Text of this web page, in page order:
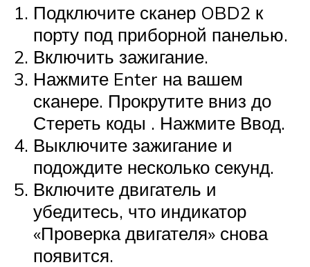
Подключите сканер OBD2 к
порту под приборной панелью.
Включить зажигание.
Нажмите Enter на вашем
сканере. Прокрутите вниз до
Стереть коды . Нажмите Ввод.
Выключите зажигание и
подождите несколько секунд.
Включите двигатель и
убедитесь, что индикатор
«Проверка двигателя» снова
появится.